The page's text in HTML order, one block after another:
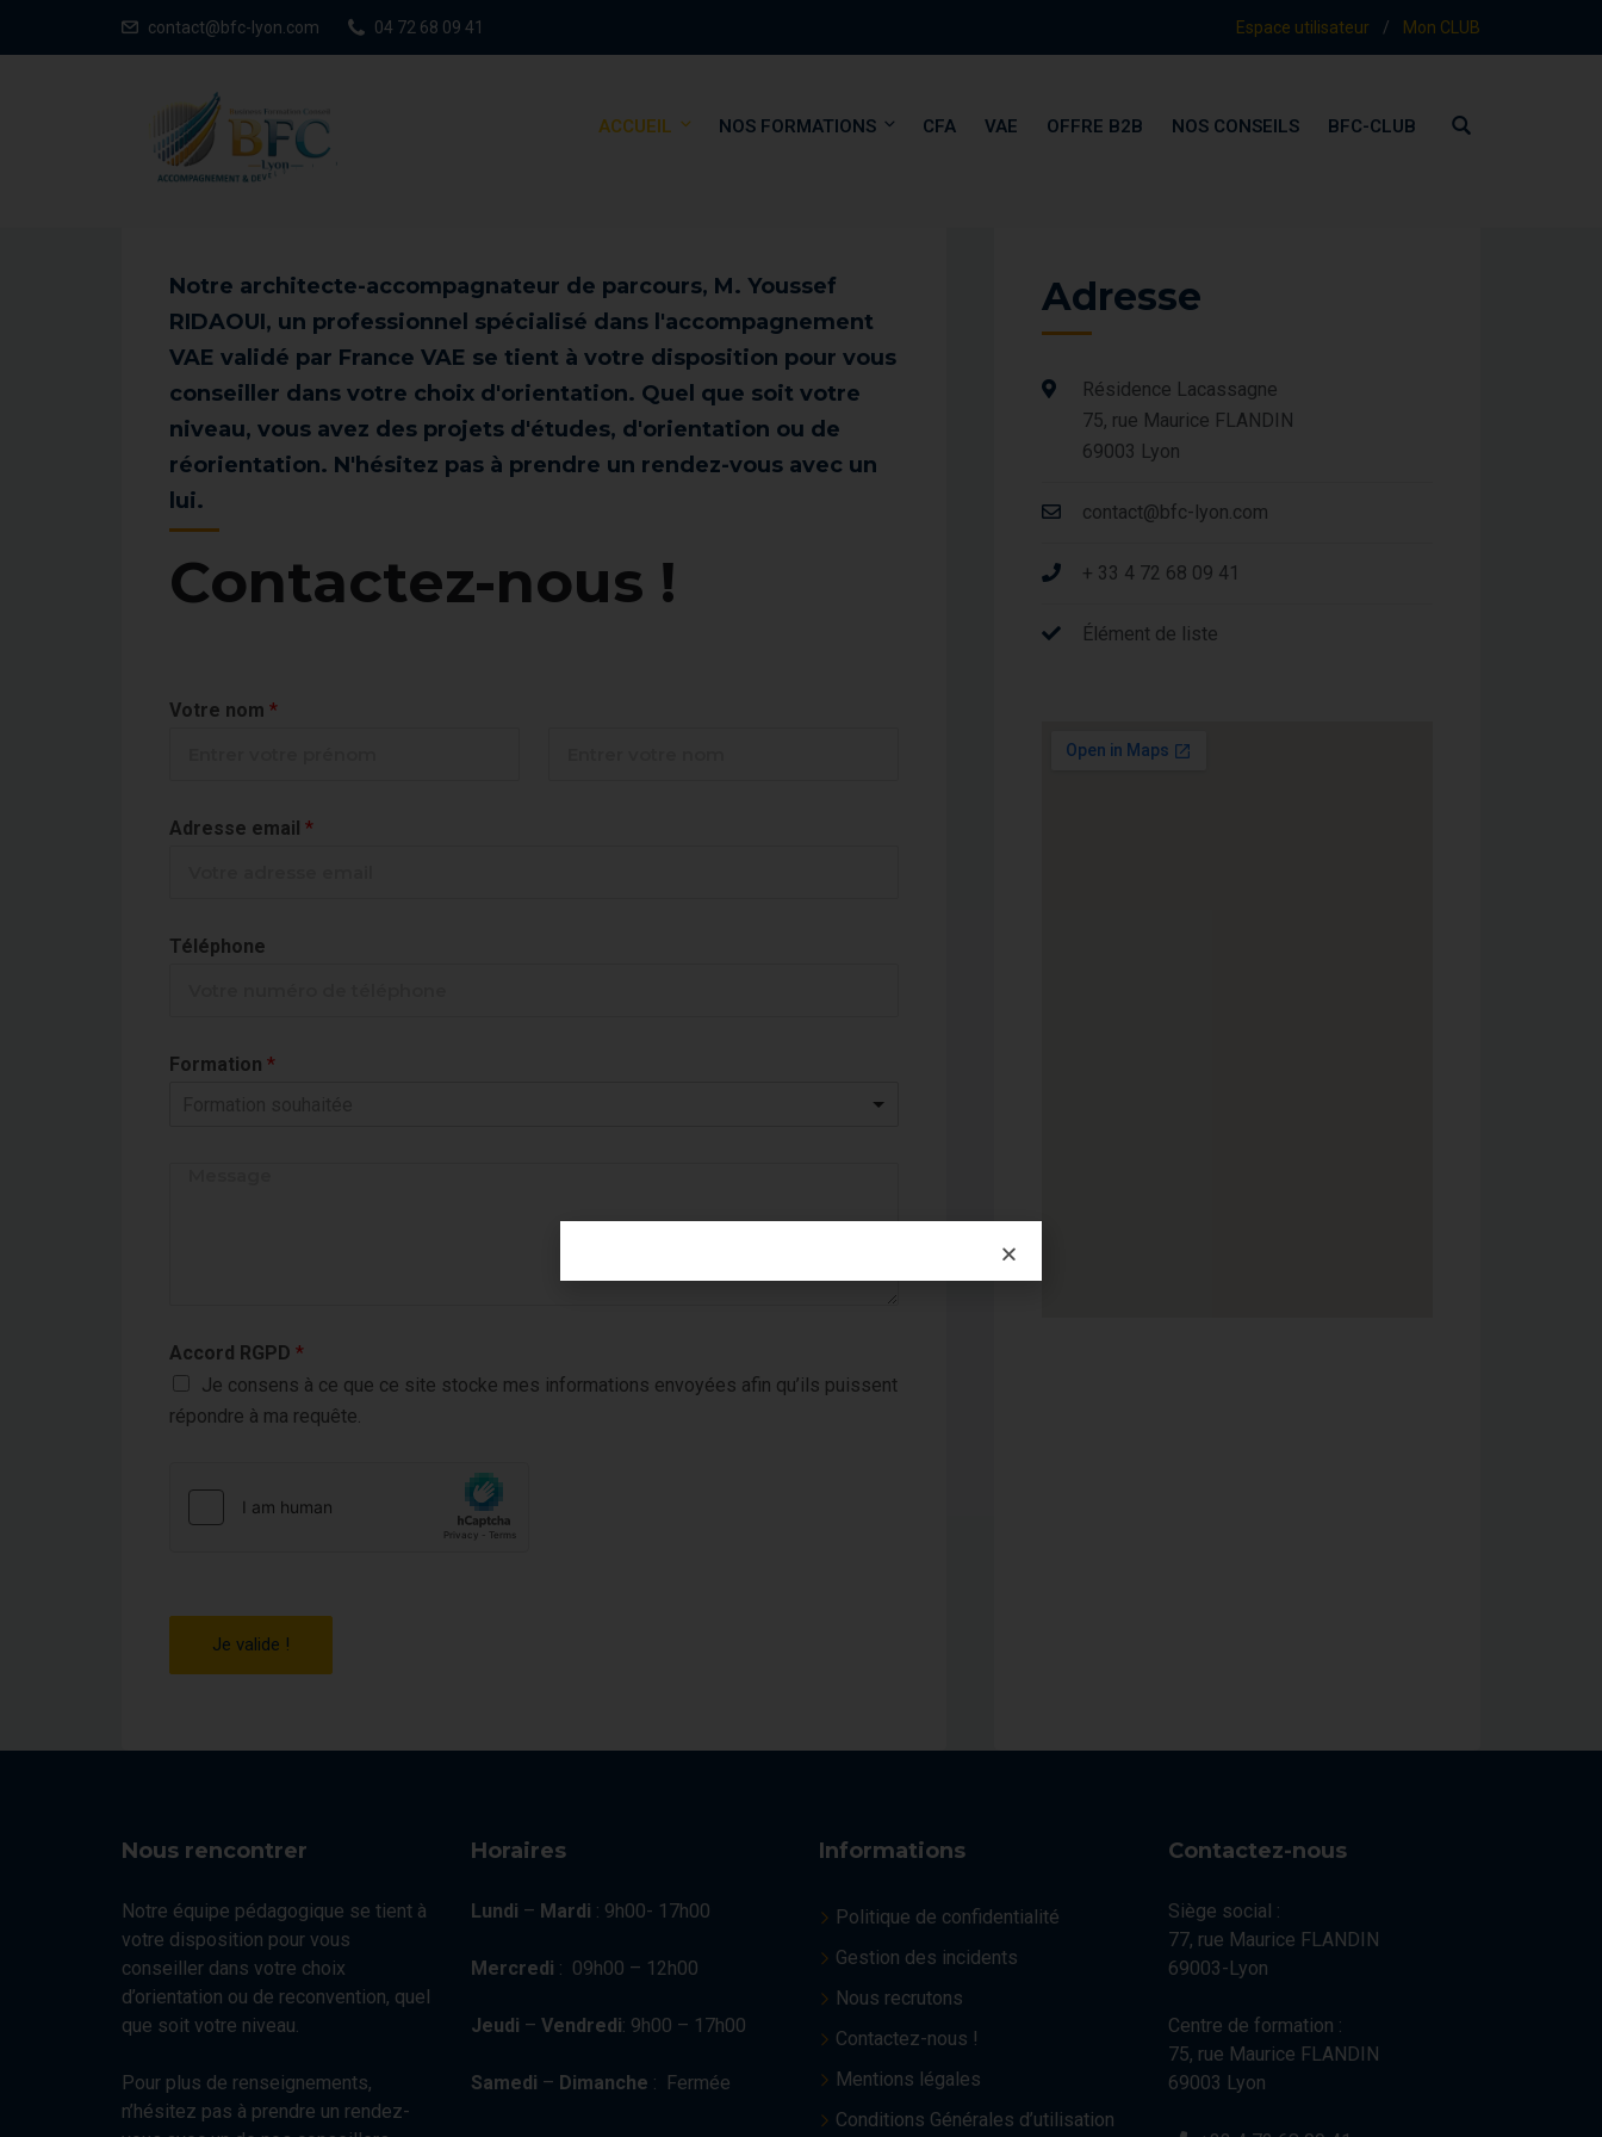
contact@bfc-lyon.com 04 72 68 09 41 Espace utilisateur / Mon CLUB
ACCUEIL NOS FORMATIONS CFA VAE OFFRE B2B NOS CONSEILS BFC-CLUB
Contactez-nous !
Notre architecte-accompagnateur de parcours, M. Youssef
RIDAOUI, un professionnel spécialisé dans l'accompagnement
VAE validé par France VAE se tient à votre disposition pour vous
conseiller dans votre choix d'orientation. Quel que soit votre
niveau, vous avez des projets d'études, d'orientation ou de
réorientation. N'hésitez pas à prendre un rendez-vous avec un
lui.
Votre nom *
Adresse email *
Téléphone
Formation *
Accord RGPD *
Je consens à ce que ce site stocke mes informations envoyées afin qu’ils puissent
répondre à ma requête.
Je valide !
Adresse
Résidence Lacassagne
75, rue Maurice FLANDIN
69003 Lyon
contact@bfc-lyon.com
+ 33 4 72 68 09 41
Élément de liste
Nous rencontrer
Notre équipe pédagogique se tient à
votre disposition pour vous
conseiller dans votre choix
d’orientation ou de reconvention, quel
que soit votre niveau.
Pour plus de renseignements,
n’hésitez pas à prendre un rendez-
Horaires
Lundi – Mardi : 9h00- 17h00
Mercredi : 09h00 – 12h00
Jeudi – Vendredi: 9h00 – 17h00
Samedi – Dimanche : Fermée
Informations
Politique de confidentialité
Gestion des incidents
Nous recrutons
Contactez-nous !
Mentions légales
Conditions Générales d’utilisation
Contactez-nous
Siège social :
77, rue Maurice FLANDIN
69003-Lyon
Centre de formation :
75, rue Maurice FLANDIN
69003 Lyon